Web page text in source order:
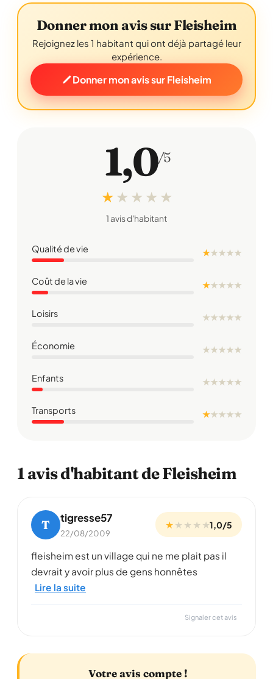
Donner mon avis sur Fleisheim
Rejoignez les 1 habitant qui ont déjà partagé leur
expérience.
Donner mon avis sur Fleisheim
1,0/5
★ ★ ★ ★ ★
1 avis d'habitant
Qualité de vie ★★★★★
Coût de la vie ★★★★★
Loisirs ★★★★★
Économie ★★★★★
Enfants ★★★★★
Transports ★★★★★
1 avis d'habitant de Fleisheim
T tigresse57
22/08/2009
★★ ★ ★ ★1,0/5
fleisheim est un village qui ne me plait pas il
devrait y avoir plus de gens honnêtes
Lire la suite
Signaler cet avis
Votre avis compte !